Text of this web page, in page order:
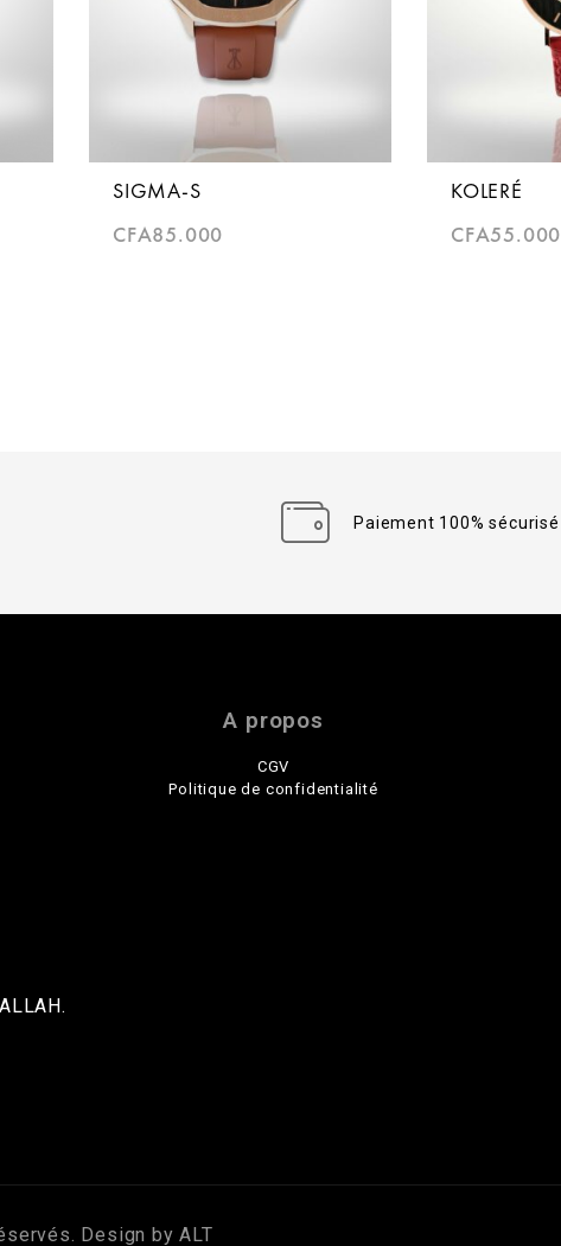
SIGMA-S
CFA85.000
KOLERÉ
CFA55.000
Paiement 100% sécurisé
A propos
CGV
Politique de confidentialité
Design by ALT